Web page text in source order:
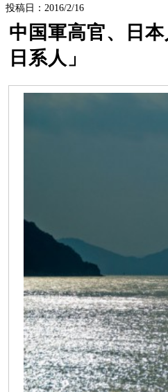
投稿日：2016/2/16
中国軍高官、日
日系人」